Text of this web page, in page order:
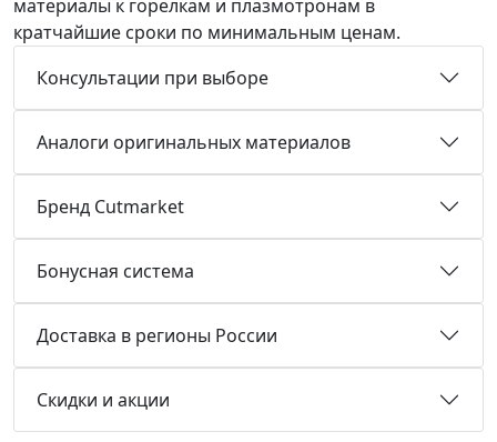
материалы к горелкам и плазмотронам в
кратчайшие сроки по минимальным ценам.
Консультации при выборе
Аналоги оригинальных материалов
Бренд Cutmarket
Бонусная система
Доставка в регионы России
Скидки и акции